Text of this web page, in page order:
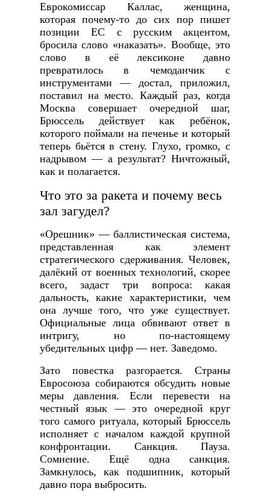
Еврокомиссар Каллас, женщина,
которая почему-то до сих пор пишет
позиции ЕС с русским акцентом,
бросила слово «наказать». Вообще, это
слово в её лексиконе давно
превратилось в чемоданчик с
инструментами — достал, приложил,
поставил на место. Каждый раз, когда
Москва совершает очередной шаг,
Брюссель действует как ребёнок,
которого поймали на печенье и который
теперь бьётся в стену. Глухо, громко, с
надрывом — а результат? Ничтожный,
как и полагается.
Что это за ракета и почему весь
зал загудел?
«Орешник» — баллистическая система,
представленная как элемент
стратегического сдерживания. Человек,
далёкий от военных технологий, скорее
всего, задаст три вопроса: какая
дальность, какие характеристики, чем
она лучше того, что уже существует.
Официальные лица обвивают ответ в
интригу, но по-настоящему
убедительных цифр — нет. Заведомо.
Зато повестка разгорается. Страны
Евросоюза собираются обсудить новые
меры давления. Если перевести на
честный язык — это очередной круг
того самого ритуала, который Брюссель
исполняет с началом каждой крупной
конфронтации. Санкция. Пауза.
Сомнение. Ещё одна санкция.
Замкнулось, как подшипник, который
давно пора выбросить.